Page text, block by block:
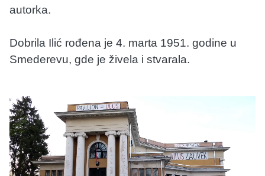
autorka.
Dobrila Ilić rođena je 4. marta 1951. godine u
Smederevu, gde je živela i stvarala.